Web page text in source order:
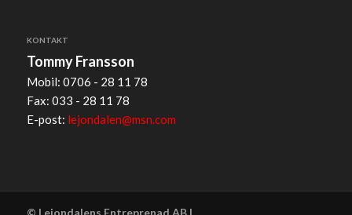
KONTAKT
Tommy Fransson
Mobil: 0706 - 28 11 78
Fax: 033 - 28 11 78
E-post: lejondalen@msn.com
© Lejondalens Entreprenad AB |